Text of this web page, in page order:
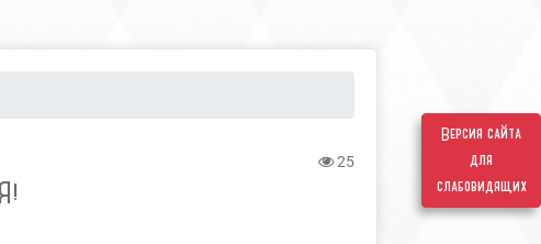
Версия сайта
для
слабовидящих
25